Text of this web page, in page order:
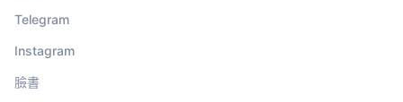
Telegram
Instagram
臉書